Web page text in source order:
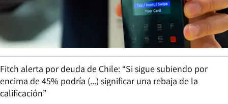
Fitch alerta por deuda de Chile: “Si sigue subiendo por
encima de 45% podría (...) significar una rebaja de la
calificación”